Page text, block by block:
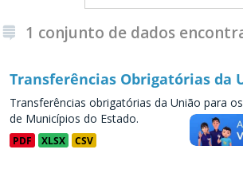
1 conjunto de dados
Transferências Obrigatórias da
Transferências obrigatórias da União para
de Municípios do Estado.
PDF XLSX CSV